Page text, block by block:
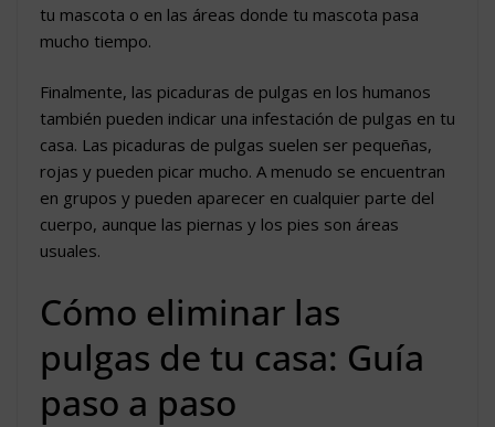
tu mascota o en las áreas donde tu mascota pasa
mucho tiempo.
Finalmente, las picaduras de pulgas en los humanos
también pueden indicar una infestación de pulgas en tu
casa. Las picaduras de pulgas suelen ser pequeñas,
rojas y pueden picar mucho. A menudo se encuentran
en grupos y pueden aparecer en cualquier parte del
cuerpo, aunque las piernas y los pies son áreas
usuales.
Cómo eliminar las
pulgas de tu casa: Guía
paso a paso